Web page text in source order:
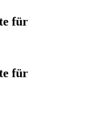
für
für